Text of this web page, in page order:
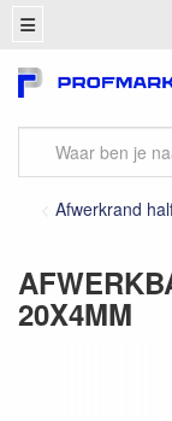
Afwerkrand
20X4MM